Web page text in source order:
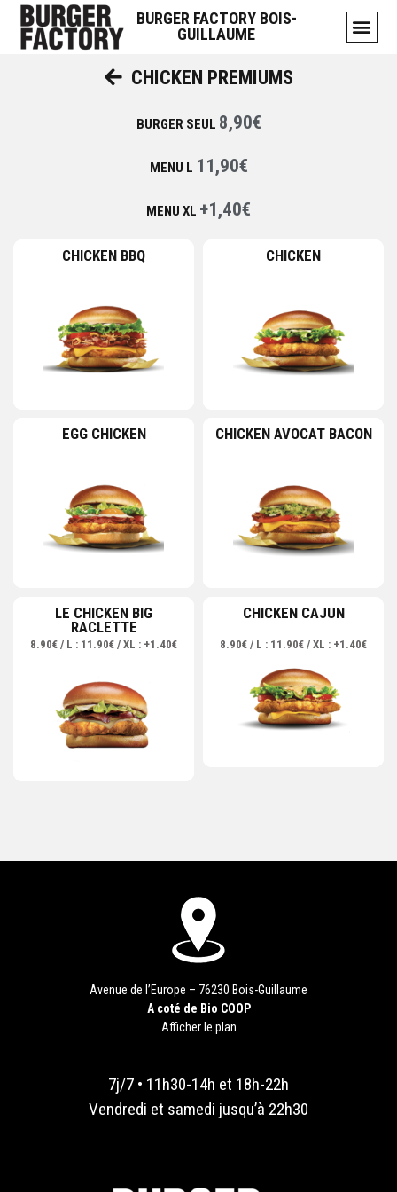
BURGER FACTORY BOIS-
GUILLAUME
CHICKEN PREMIUMS
BURGER SEUL 8,90€
MENU L 11,90€
MENU XL +1,40€
CHICKEN BBQ​ CHICKEN
EGG CHICKEN CHICKEN AVOCAT BACON
LE CHICKEN BIG
RACLETTE
8.90€ / L : 11.90€ / XL : +1.40€
CHICKEN CAJUN
8.90€ / L : 11.90€ / XL : +1.40€
Avenue de l’Europe – 76230 Bois-Guillaume
A coté de Bio COOP
Afficher le plan
7j/7 • 11h30-14h et 18h-22h
Vendredi et samedi jusqu’à 22h30